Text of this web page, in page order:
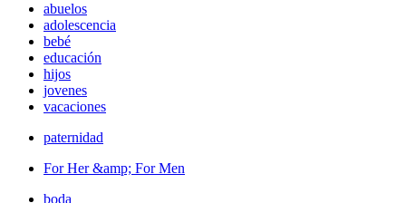
abuelos
adolescencia
bebé
educación
hijos
jovenes
vacaciones
paternidad
For Her &amp; For Men
boda